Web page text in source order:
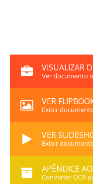
VISUALIZAR
Ver documento
VER
Exibir
VER
Exibir
APÊNDICE
Converter OCR